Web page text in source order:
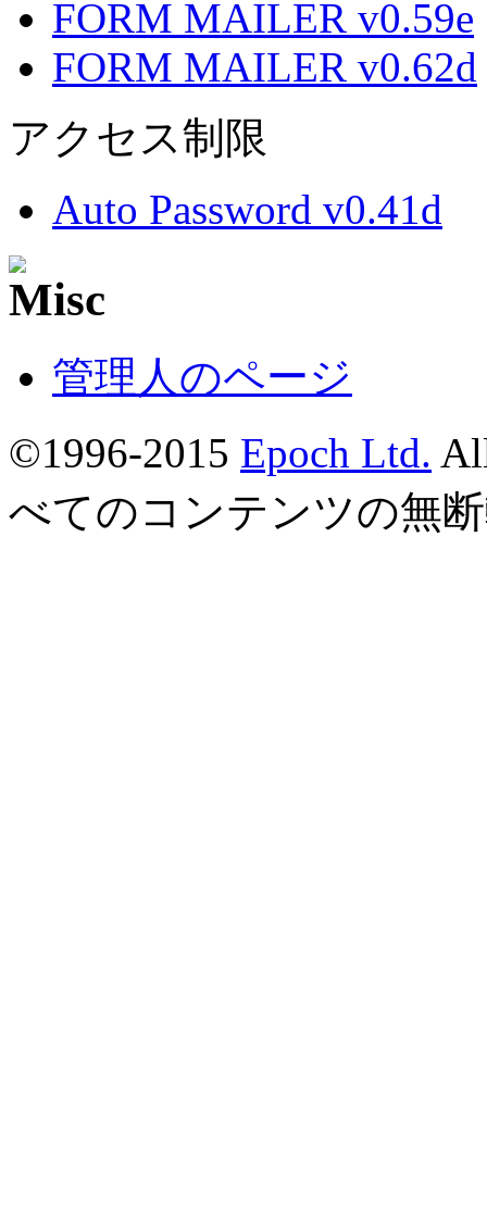
FORM MAILER v0.59e
FORM MAILER v0.62d
アクセス制限
Auto Password v0.41d
管理人のページ
©1996-2015 Epoch Ltd.
べてのコンテンツの無